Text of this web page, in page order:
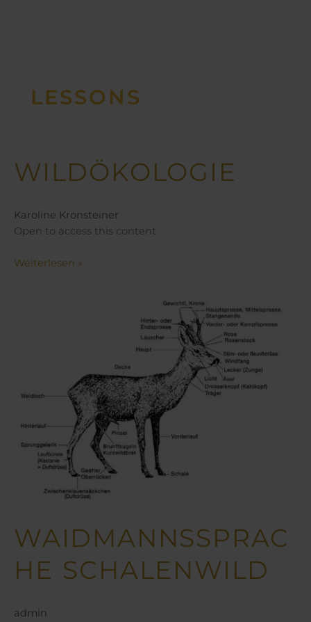
LESSONS
WILDÖKOLOGIE
Karoline Kronsteiner
Open to access this content
Wildökologie
Weiterlesen »
WAIDMANNSSPRAC
HE SCHALENWILD
admin